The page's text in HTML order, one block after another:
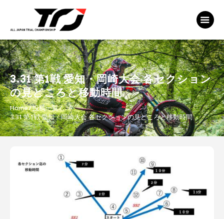
3.31 第1戦 愛知・岡崎大会 各セクション
の見どころと移動時間
Home 投稿一覧 ...
3.31 第1戦 愛知・岡崎大会 各セクションの見どころと移動時間
MFJ 全日本トライアル選手権
EVENT
TRJ ランキング
MSP Motosports
Promotion TOP
投
稿